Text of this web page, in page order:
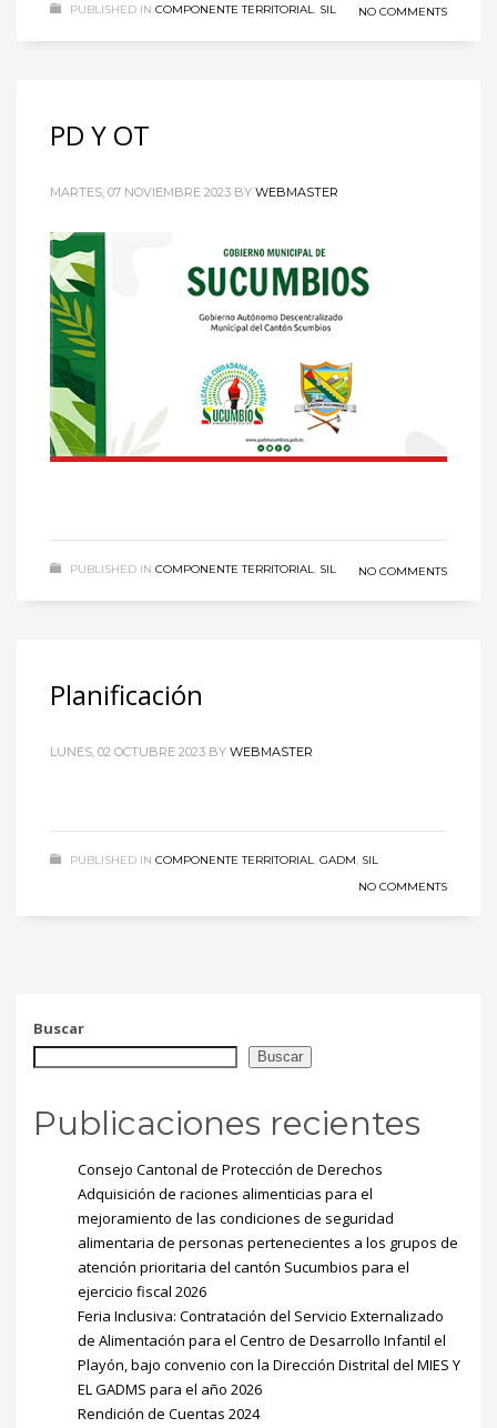
PUBLISHED IN COMPONENTE TERRITORIAL, SIL NO COMMENTS
PD Y OT
MARTES, 07 NOVIEMBRE 2023 BY WEBMASTER
PUBLISHED IN COMPONENTE TERRITORIAL, SIL NO COMMENTS
Planificación
LUNES, 02 OCTUBRE 2023 BY WEBMASTER
PUBLISHED IN COMPONENTE TERRITORIAL, GADM, SIL
NO COMMENTS
Buscar
Buscar
Publicaciones recientes
Consejo Cantonal de Protección de Derechos
Adquisición de raciones alimenticias para el
mejoramiento de las condiciones de seguridad
alimentaria de personas pertenecientes a los grupos de
atención prioritaria del cantón Sucumbios para el
ejercicio fiscal 2026
Feria Inclusiva: Contratación del Servicio Externalizado
de Alimentación para el Centro de Desarrollo Infantil el
Playón, bajo convenio con la Dirección Distrital del MIES Y
EL GADMS para el año 2026
Rendición de Cuentas 2024